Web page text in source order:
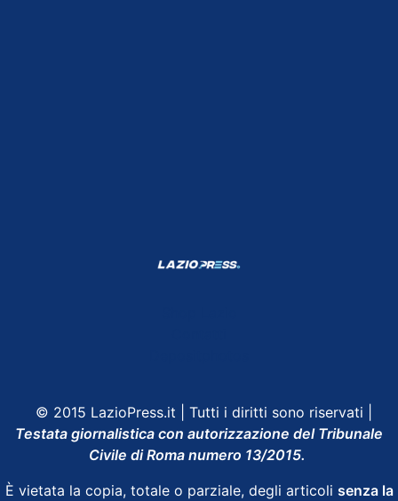
© 2015 LazioPress.it | Tutti i diritti sono riservati |
Testata giornalistica con autorizzazione del Tribunale
Civile di Roma numero 13/2015.
È vietata la copia, totale o parziale, degli articoli senza la